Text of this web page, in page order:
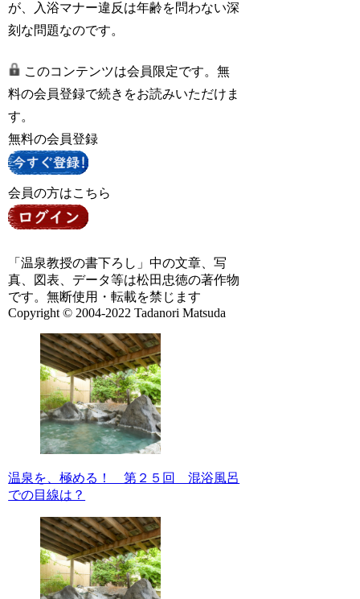
が、入浴マナー違反は年齢を問わない深
刻な問題なのです。
このコンテンツは会員限定です。無
料の会員登録で続きをお読みいただけま
す。
無料の会員登録
会員の方はこちら
「温泉教授の書下ろし」中の文章、写
真、図表、データ等は松田忠徳の著作物
です。無断使用・転載を禁じます
Copyright © 2004-2022 Tadanori Matsuda
温泉を、極める！ 第２５回 混浴風呂
での目線は？